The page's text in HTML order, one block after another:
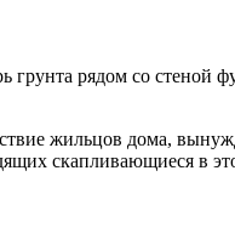
грунта рядом со стеной
жильцов дома,
скапливающиеся в